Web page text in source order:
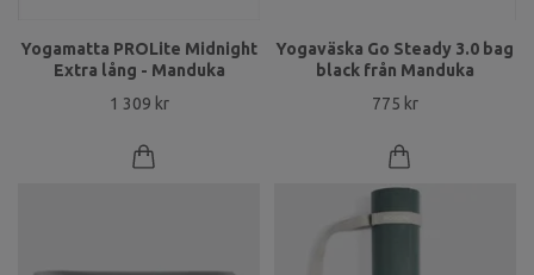
Yogamatta PROLite Midnight
Extra lång - Manduka
1 309 kr
Yogaväska Go Steady 3.0 bag
black från Manduka
775 kr